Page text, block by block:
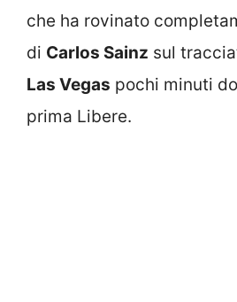
che ha rovinato
di Carlos Sainz sul
Las Vegas pochi minuti
prima Libere.